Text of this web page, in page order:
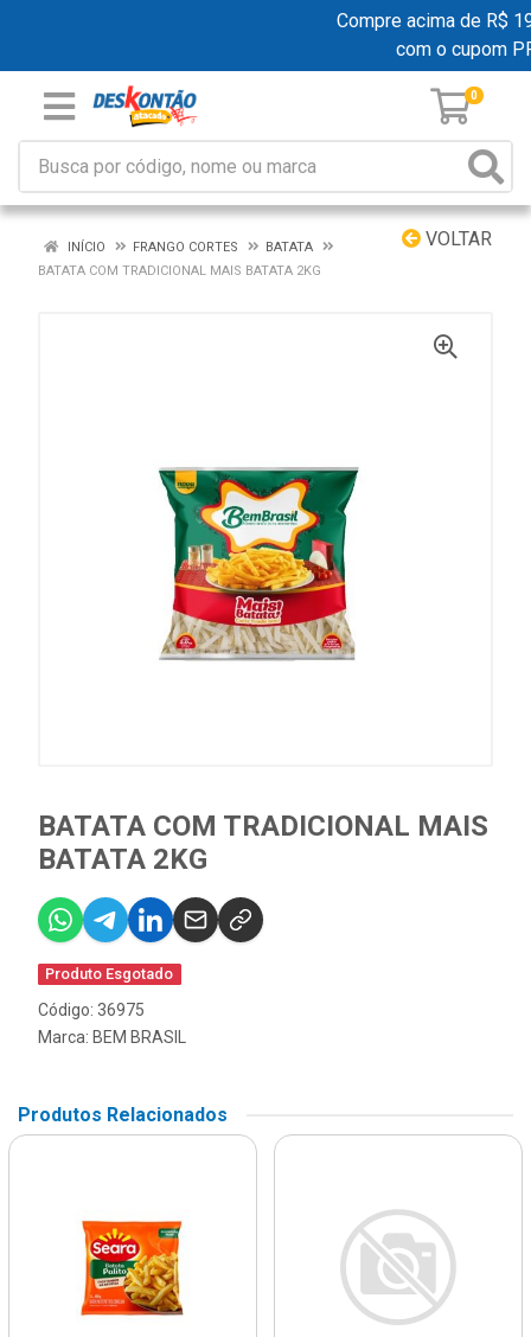
Compre acima de R$
com o cupom
0
VOLTAR
INÍCIO FRANGO CORTES
BATATA
BATATA COM TRADICIONAL MAIS BATATA 2KG
BATATA COM TRADICIONAL MAIS
BATATA 2KG
Produto Esgotado
Código: 36975
Marca: BEM BRASIL
Produtos Relacionados